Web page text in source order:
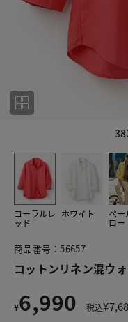
コーラルレ
ッド
ホワイト ペー
ロー
商品番号：56657
コットンリネン混ウ
¥6,990 税込¥
この商品をシェアする
コットンリ
¥6,990
税